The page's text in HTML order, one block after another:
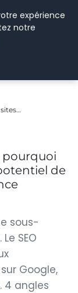
pourquoi
de
sous-
SEO
Google,
4 angles
expérience
notre